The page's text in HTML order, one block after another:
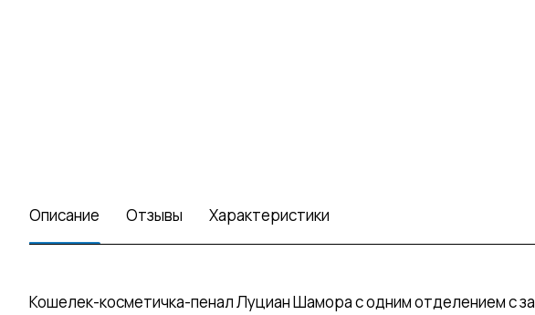
Описание Отзывы Характеристики
Кошелек-косметичка-пенал Луциан Шамора с одним отделением с